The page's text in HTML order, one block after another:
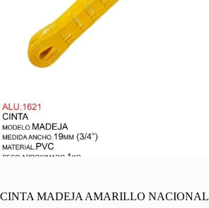
CINTA MADEJA AMARILLO NACIONAL